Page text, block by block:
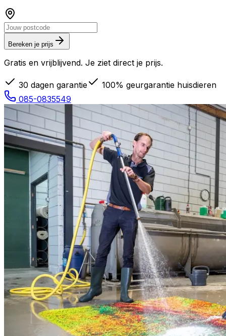
Bereken je prijs
Gratis en vrijblijvend. Je ziet direct je prijs.
30 dagen garantie
100% geurgarantie huisdieren
085-0835549